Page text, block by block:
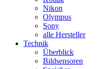
Nikon
Olympus
Sony
alle Hersteller
Technik
Überblick
Bildsensoren